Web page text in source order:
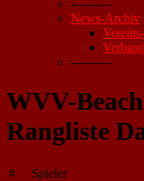
----------
News-Archiv
----------
WVV-
Rangliste
# Spieler